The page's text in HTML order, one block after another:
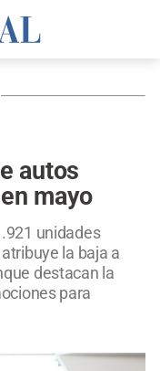
autos
mayo
unidades
la baja a
destacan la
para